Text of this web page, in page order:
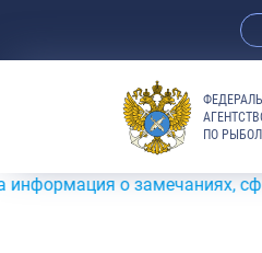
ПО
о замечаниях,